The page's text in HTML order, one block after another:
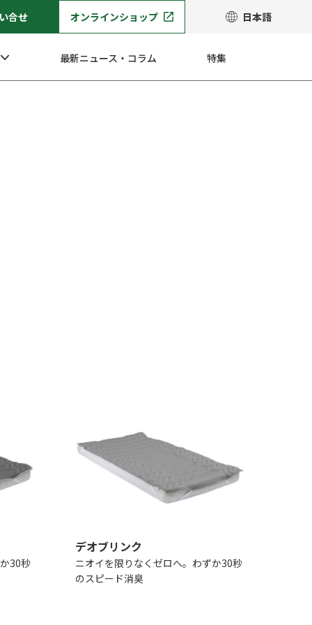
合せ オンラインショップ 日本語
最新ニュース・コラム 特集
30秒
デオブリンク
ニオイを限りなくゼロへ。わずか30秒
のスピード消臭